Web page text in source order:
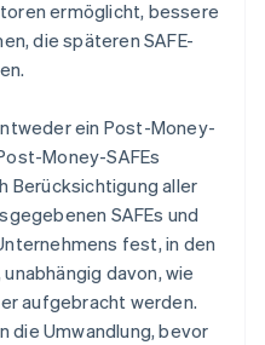
ermöglicht, bessere
die späteren SAFE-
ein Post-Money-
Money-SAFEs
Berücksichtigung aller
SAFEs und
fest, in den
davon, wie
aufgebracht werden.
die Umwandlung, bevor